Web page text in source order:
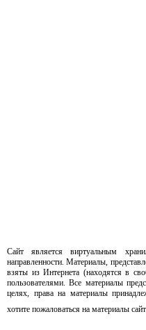
Сайт является виртуальным
направленности. Материалы,
взяты из Интернета (находятся в
пользователями. Все материалы
целях, права на материалы
хотите пожаловаться на материалы